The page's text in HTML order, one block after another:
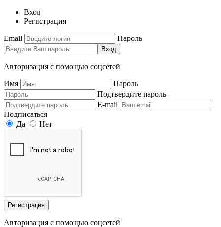
Вход
Регистрация
Email Пароль
Вход
Авторизация с помощью соцсетей
Имя
Пароль
Подтвердите пароль
E-mail
Подписаться
Да
Нет
Регистрация
Авторизация с помощью соцсетей